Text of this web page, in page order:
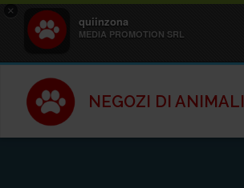
×
quiinzona
MEDIA PROMOTION SRL
NEGOZI DI ANIMALI